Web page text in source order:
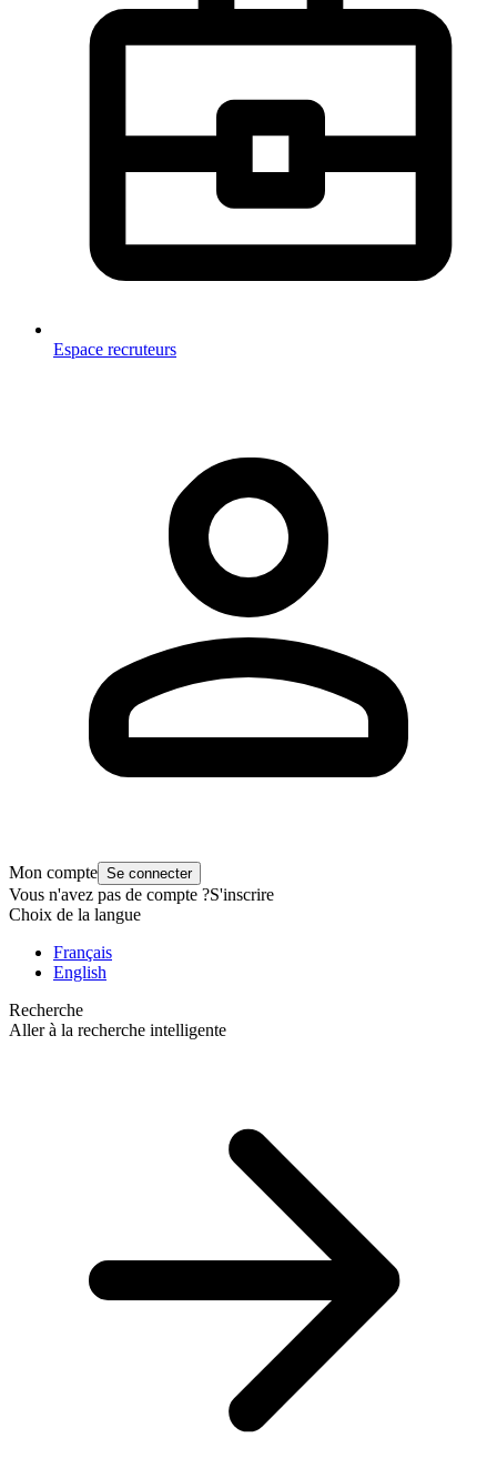
Espace recruteurs
Mon compte Se connecter
Vous n'avez pas de compte ?S'inscrire
Choix de la langue
Français
English
Recherche
Aller à la recherche intelligente